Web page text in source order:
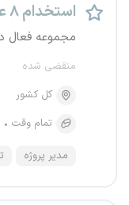
استخدام ۸ عنوان شغلی
مجموعه فعال
منقضی شده
کل کشور
تمام وقت
مدیر پروژه